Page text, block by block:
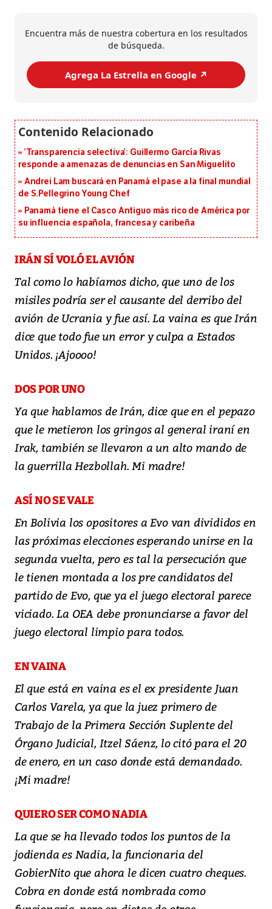
Encuentra más de nuestra cobertura en los resultados
de búsqueda.
Agrega La Estrella en Google ↗️
‘Transparencia selectiva’: Guillermo García Rivas
responde a amenazas de denuncias en San Miguelito
Andrei Lam buscará en Panamá el pase a la final mundial
de S.Pellegrino Young Chef
Panamá tiene el Casco Antiguo más rico de América por
su influencia española, francesa y caribeña
IRÁN SÍ VOLÓ EL AVIÓN
Tal como lo habíamos dicho, que uno de los
misiles podría ser el causante del derribo del
avión de Ucrania y fue así. La vaina es que Irán
dice que todo fue un error y culpa a Estados
Unidos. ¡Ajoooo!
DOS POR UNO
Ya que hablamos de Irán, dice que en el pepazo
que le metieron los gringos al general iraní en
Irak, también se llevaron a un alto mando de
la guerrilla Hezbollah. Mi madre!
ASÍ NO SE VALE
En Bolivia los opositores a Evo van divididos en
las próximas elecciones esperando unirse en la
segunda vuelta, pero es tal la persecución que
le tienen montada a los pre candidatos del
partido de Evo, que ya el juego electoral parece
viciado. La OEA debe pronunciarse a favor del
juego electoral limpio para todos.
EN VAINA
El que está en vaina es el ex presidente Juan
Carlos Varela, ya que la juez primero de
Trabajo de la Primera Sección Suplente del
Órgano Judicial, Itzel Sáenz, lo citó para el 20
de enero, en un caso donde está demandado.
¡Mi madre!
QUIERO SER COMO NADIA
La que se ha llevado todos los puntos de la
jodienda es Nadia, la funcionaria del
GobierNito que ahora le dicen cuatro cheques.
Cobra en donde está nombrada como